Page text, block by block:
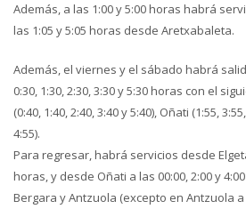
Además, a las 1:00 y 5:00 horas habrá
las 1:05 y 5:05 horas desde Aretxabaleta.
Además, el viernes y el sábado habrá
0:30, 1:30, 2:30, 3:30 y 5:30 horas con el
(0:40, 1:40, 2:40, 3:40 y 5:40), Oñati (1:55,
4:55).
Para regresar, habrá servicios desde
horas, y desde Oñati a las 00:00, 2:00 y
Bergara y Antzuola (excepto en Antzuola a